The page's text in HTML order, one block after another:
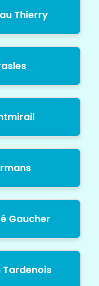
Thierry
Gaucher
Tardenois